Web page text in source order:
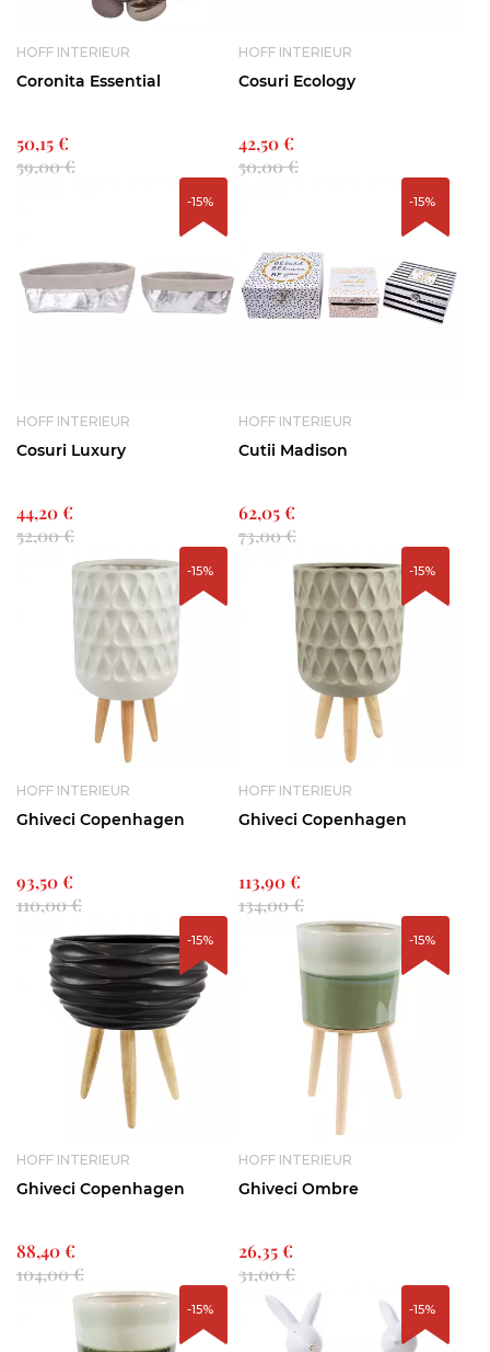
HOFF INTERIEUR
Coronita Essential
59,00 €
50,15 €
HOFF INTERIEUR
Cosuri Ecology
50,00 €
42,50 €
-15%
HOFF INTERIEUR
Cosuri Luxury
52,00 €
44,20 €
-15%
HOFF INTERIEUR
Cutii Madison
73,00 €
62,05 €
-15%
HOFF INTERIEUR
Ghiveci Copenhagen
110,00 €
93,50 €
-15%
HOFF INTERIEUR
Ghiveci Copenhagen
134,00 €
113,90 €
-15%
HOFF INTERIEUR
Ghiveci Copenhagen
104,00 €
88,40 €
-15%
HOFF INTERIEUR
Ghiveci Ombre
31,00 €
26,35 €
-15% -15%